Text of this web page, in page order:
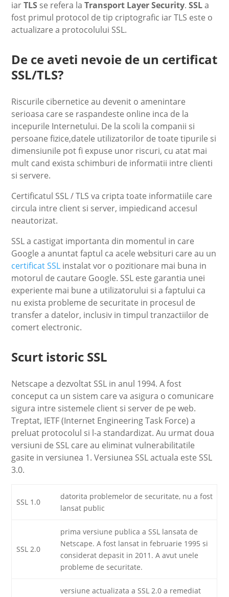
iarTLS se refera laTransport Layer Security. SSLa
fost primul protocol de tip criptografic iar TLS este o
actualizare a protocolului SSL.
De ce aveti nevoie de un certificat
SSL/TLS?
Riscurile cibernetice au devenit o amenintare
serioasa care se raspandeste online inca de la
incepurile Internetului. De la scoli la companii si
persoane fizice,datele utilizatorilor de toate tipurile si
dimensiunile pot fi expuse unor riscuri, cu atat mai
mult cand exista schimburi de informatii intre clienti
si servere.
Certificatul SSL / TLS va cripta toate informatiile care
circula intre client si server, impiedicand accesul
neautorizat.
SSL a castigat importanta din momentul in care
Google a anuntat faptul ca acele websituri care au un
certificat SSL instalat vor o pozitionare mai buna in
motorul de cautare Google. SSL este garantia unei
experiente mai bune a utilizatorului si a faptului ca
nu exista probleme de securitate in procesul de
transfer a datelor, inclusiv in timpul tranzactiilor de
comert electronic.
Scurt istoric SSL
Netscape a dezvoltat SSL in anul 1994. A fost
conceput ca un sistem care va asigura o comunicare
sigura intre sistemele client si server de pe web.
Treptat, IETF (Internet Engineering Task Force) a
preluat protocolul si l-a standardizat. Au urmat doua
versiuni de SSL care au eliminat vulnerabilitatile
gasite in versiunea 1. Versiunea SSL actuala este SSL
3.0.
SSL 1.0
datorita problemelor de securitate, nu a fost
lansat public
SSL 2.0
prima versiune publica a SSL lansata de
Netscape. A fost lansat in februarie 1995 si
considerat depasit in 2011. A avut unele
probleme de securitate.
versiune actualizata a SSL 2.0 a remediat